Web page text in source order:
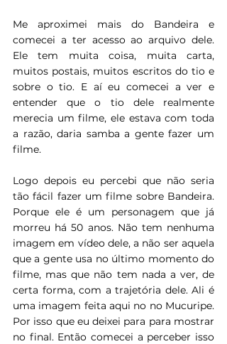
Me aproximei mais do Bandeira e
comecei a ter acesso ao arquivo dele.
Ele tem muita coisa, muita carta,
muitos postais, muitos escritos do tio e
sobre o tio. E aí eu comecei a ver e
entender que o tio dele realmente
merecia um filme, ele estava com toda
a razão, daria samba a gente fazer um
filme.
Logo depois eu percebi que não seria
tão fácil fazer um filme sobre Bandeira.
Porque ele é um personagem que já
morreu há 50 anos. Não tem nenhuma
imagem em vídeo dele, a não ser aquela
que a gente usa no último momento do
filme, mas que não tem nada a ver, de
certa forma, com a trajetória dele. Ali é
uma imagem feita aqui no no Mucuripe.
Por isso que eu deixei para para mostrar
no final. Então comecei a perceber isso